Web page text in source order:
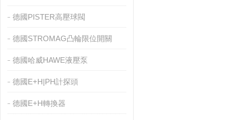
德國PISTER高壓球閥
德國STROMAG凸輪限位開關
德國哈威HAWE液壓泵
德國E+H|PH計探頭
德國E+H轉換器